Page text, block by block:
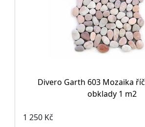
Divero Garth 603 Mozaika
obklady 1 m2
1 250 Kč